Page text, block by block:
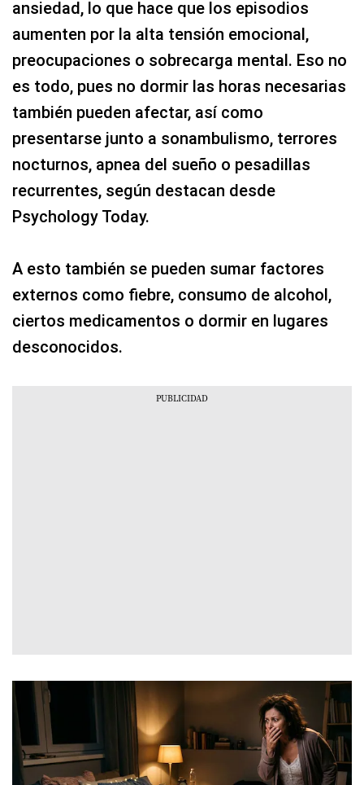
ansiedad, lo que hace que los episodios
aumenten por la alta tensión emocional,
preocupaciones o sobrecarga mental. Eso no
es todo, pues no dormir las horas necesarias
también pueden afectar, así como
presentarse junto a sonambulismo, terrores
nocturnos, apnea del sueño o pesadillas
recurrentes, según destacan desde
Psychology Today.
A esto también se pueden sumar factores
externos como fiebre, consumo de alcohol,
ciertos medicamentos o dormir en lugares
desconocidos.